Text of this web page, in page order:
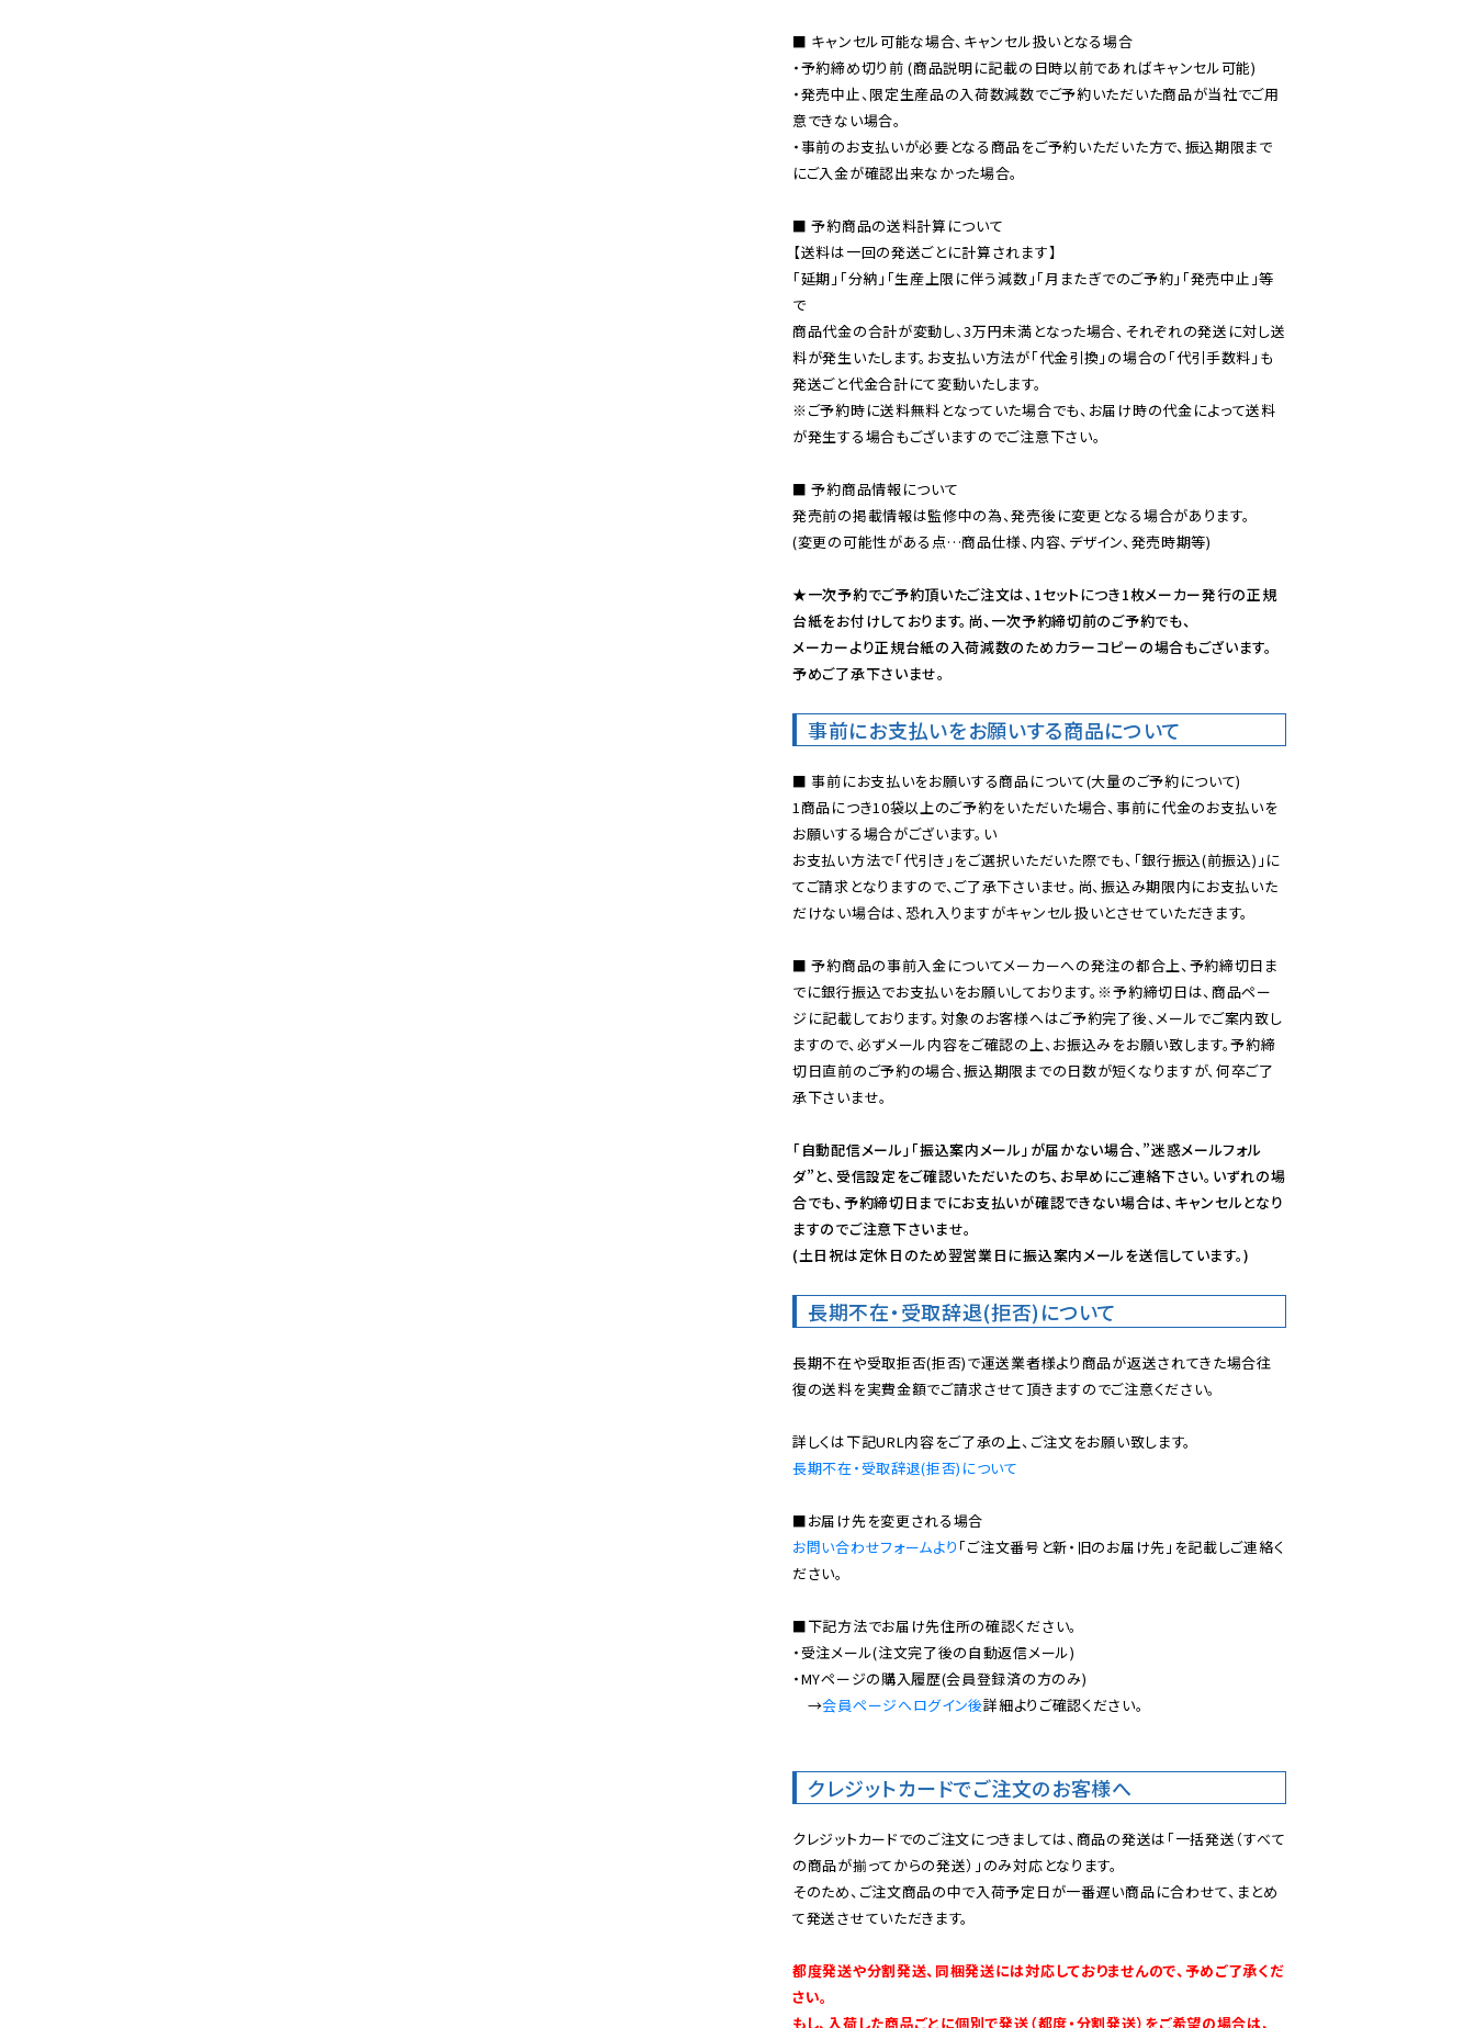
■ キャンセル可能な場合、キャンセル扱いとなる場合
・予約締め切り前 (商品説明に記載の日時以前であればキャンセル可能)
・発売中止、限定生産品の入荷数減数でご予約いただいた商品が当社でご用
意できない場合。
・事前のお支払いが必要となる商品をご予約いただいた方で、振込期限まで
にご入金が確認出来なかった場合。
■ 予約商品の送料計算について
【送料は一回の発送ごとに計算されます】
「延期」「分納」「生産上限に伴う減数」「月またぎでのご予約」「発売中止」等
で
商品代金の合計が変動し、3万円未満となった場合、それぞれの発送に対し送
料が発生いたします。お支払い方法が「代金引換」の場合の「代引手数料」も
※ご予約時に送料無料となっていた場合でも、お届け時の代金によって送料
が発生する場合もございますのでご注意下さい。
■ 予約商品情報について
発売前の掲載情報は監修中の為、発売後に変更となる場合があります。
(変更の可能性がある点…商品仕様、内容、デザイン、発売時期等)
★一次予約でご予約頂いたご注文は、1セットにつき1枚メーカー発行の正規
台紙をお付けしております。尚、一次予約締切前のご予約でも、
メーカーより正規台紙の入荷減数のためカラーコピーの場合もございます。
予めご了承下さいませ。
事前にお支払いをお願いする商品について
■ 事前にお支払いをお願いする商品について(大量のご予約について)
1商品につき10袋以上のご予約をいただいた場合、事前に代金のお支払いを
お願いする場合がございます。い
お支払い方法で「代引き」をご選択いただいた際でも、「銀行振込(前振込)」に
てご請求となりますので、ご了承下さいませ。尚、振込み期限内にお支払いた
だけない場合は、恐れ入りますがキャンセル扱いとさせていただきます。
■ 予約商品の事前入金についてメーカーへの発注の都合上、予約締切日ま
でに銀行振込でお支払いをお願いしております。※予約締切日は、商品ペー
ジに記載しております。対象のお客様へはご予約完了後、メールでご案内致し
ますので、必ずメール内容をご確認の上、お振込みをお願い致します。予約締
切日直前のご予約の場合、振込期限までの日数が短くなりますが、何卒ご了
承下さいませ。
「自動配信メール」「振込案内メール」が届かない場合、”迷惑メールフォル
ダ”と、受信設定をご確認いただいたのち、お早めにご連絡下さい。いずれの場
合でも、予約締切日までにお支払いが確認できない場合は、キャンセルとなり
ますのでご注意下さいませ。
(土日祝は定休日のため翌営業日に振込案内メールを送信しています。)
長期不在・受取辞退(拒否)について
長期不在や受取拒否(拒否)で運送業者様より商品が返送されてきた場合往
復の送料を実費金額でご請求させて頂きますのでご注意ください。
長期不在・受取辞退(拒否)について
お問い合わせフォームより 「ご注文番号と新・旧のお届け先」を記載しご連絡く
ださい。
■下記方法でお届け先住所の確認ください。
・受注メール(注文完了後の自動返信メール)
・MYページの購入履歴(会員登録済の方のみ)
→会員ページへログイン後詳細よりご確認ください。
クレジットカードでご注文のお客様へ
クレジットカードでのご注文につきましては、商品の発送は「一括発送（すべて
の商品が揃ってからの発送）」のみ対応となります。
そのため、ご注文商品の中で入荷予定日が一番遅い商品に合わせて、まとめ
て発送させていただきます。
都度発送や分割発送、同梱発送には対応しておりませんので、予めご了承くだ
さい。
もし、入荷した商品ごとに個別で発送（都度・分割発送）をご希望の場合は、